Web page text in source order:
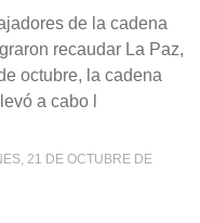
de la cadena
recaudar La Paz,
octubre, la cadena
a cabo l
21 DE OCTUBRE DE